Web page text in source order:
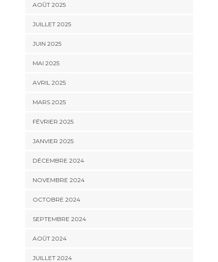
AOÛT 2025
JUILLET 2025
JUIN 2025
MAI 2025
AVRIL 2025
MARS 2025
FÉVRIER 2025
JANVIER 2025
DÉCEMBRE 2024
NOVEMBRE 2024
OCTOBRE 2024
SEPTEMBRE 2024
AOÛT 2024
JUILLET 2024